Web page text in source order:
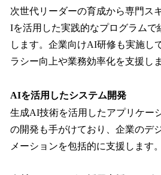
次世代リーダーの育成から専門ス
Iを活用した実践的なプログラムで
します。企業向けAI研修も実施し
ラシー向上や業務効率化を支援しま
AIを活用したシステム開発
生成AI技術を活用したアプリケー
の開発も手がけており、企業のデ
メーションを包括的に支援します。